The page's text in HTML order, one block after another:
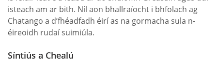
isteach am ar bith. Níl aon bhallraíocht i bhfolach ag
Chatango a d’fhéadfadh éirí as na gormacha sula n-
éireoidh rudaí suimiúla.
Síntiús a Chealú